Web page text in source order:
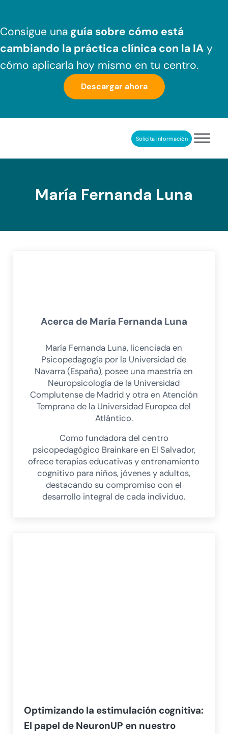
Consigue una guía sobre cómo está
cambiando la práctica clínica con la IA y
cómo aplicarla hoy mismo en tu centro.
Descargar ahora
REHABILITACIÓN COGNITIVA PROFESIONALSolicita información
María Fernanda Luna
Acerca de María Fernanda Luna
María Fernanda Luna, licenciada en
Psicopedagogía por la Universidad de
Navarra (España), posee una maestría en
Neuropsicología de la Universidad
Complutense de Madrid y otra en Atención
Temprana de la Universidad Europea del
Atlántico.
Como fundadora del centro
psicopedagógico Brainkare en El Salvador,
ofrece terapias educativas y entrenamiento
cognitivo para niños, jóvenes y adultos,
destacando su compromiso con el
desarrollo integral de cada individuo.
Optimizando la estimulación cognitiva:
El papel de NeuronUP en nuestro